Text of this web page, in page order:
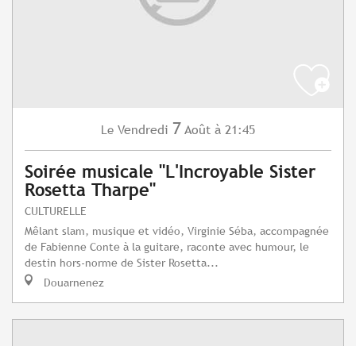
Le Vendredi 7 Août à 21:45
Soirée musicale "L'Incroyable Sister
Rosetta Tharpe"
CULTURELLE
Mêlant slam, musique et vidéo, Virginie Séba, accompagnée
de Fabienne Conte à la guitare, raconte avec humour, le
destin hors-norme de Sister Rosetta...
Douarnenez